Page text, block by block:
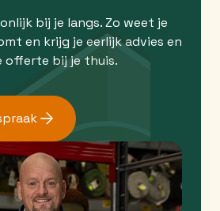
bij je langs. Zo weet je
en krijg je eerlijk advies en
offerte bij je thuis.